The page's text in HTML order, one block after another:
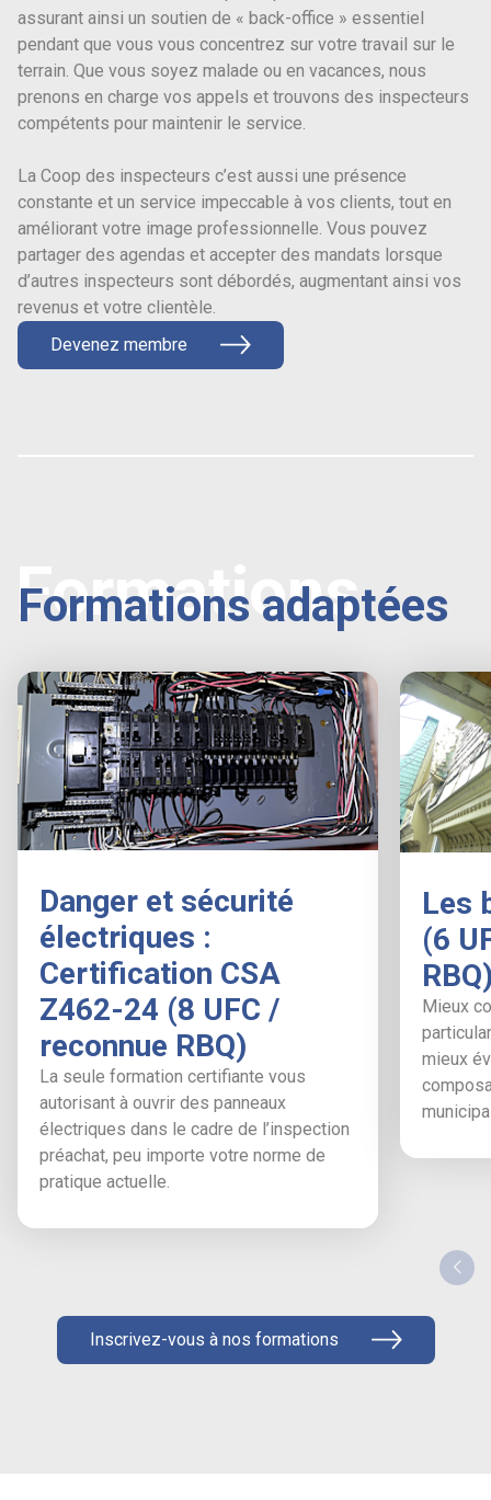
assurant ainsi un soutien de « back-office » essentiel
pendant que vous vous concentrez sur votre travail sur le
terrain. Que vous soyez malade ou en vacances, nous
prenons en charge vos appels et trouvons des inspecteurs
compétents pour maintenir le service.
La Coop des inspecteurs c’est aussi une présence
constante et un service impeccable à vos clients, tout en
améliorant votre image professionnelle. Vous pouvez
partager des agendas et accepter des mandats lorsque
d’autres inspecteurs sont débordés, augmentant ainsi vos
revenus et votre clientèle.
Devenez membre
Formations adaptées
Formations
Danger et sécurité
électriques :
Certification CSA
Z462-24 (8 UFC /
reconnue RBQ)
La seule formation certifiante vous
autorisant à ouvrir des panneaux
électriques dans le cadre de l’inspection
préachat, peu importe votre norme de
pratique actuelle.
Les
(6
Mieux
mieux
Inscrivez-vous à nos formations